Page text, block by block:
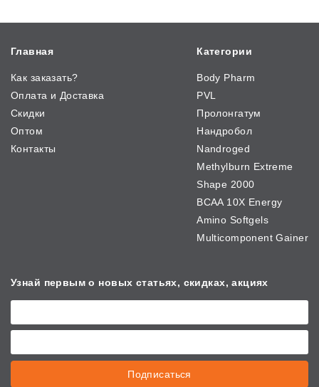
Главная
Как заказать?
Оплата и Доставка
Скидки
Оптом
Контакты
Категории
Body Pharm
PVL
Пролонгатум
Нандробол
Nandroged
Methylburn Extreme
Shape 2000
BCAA 10X Energy
Amino Softgels
Multicomponent Gainer
Узнай первым о новых статьях, скидках, акциях
Подписаться